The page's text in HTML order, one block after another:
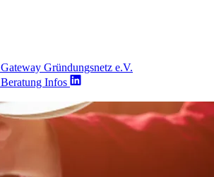
Gateway Gründungsnetz e.V.
Beratung Infos